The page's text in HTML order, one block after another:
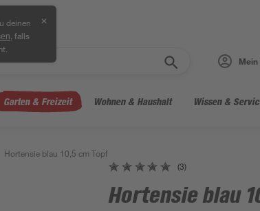
deinen
, falls
✕
Garten & Freizeit Wohnen & Haushalt Wissen &
Hortensie blau 10,5 cm Topf
(3)
Hortensie blau